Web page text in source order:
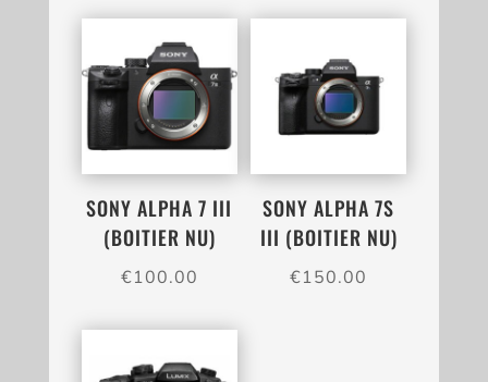
SONY ALPHA 7 III
(BOITIER NU)
€100.00
SONY ALPHA 7S
III (BOITIER NU)
€150.00